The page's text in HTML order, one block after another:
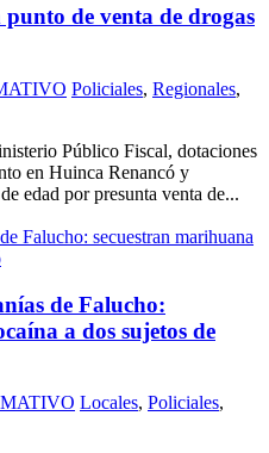
de venta de drogas
Policiales, Regionales,
Público Fiscal, dotaciones
en Huinca Renancó y
edad por presunta venta de...
de Falucho:
a dos sujetos de
Locales, Policiales,